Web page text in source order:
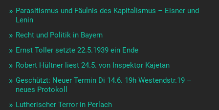
Parasitismus und Fäulnis des Kapitalismus – Eisner und
Lenin
Recht und Politik in Bayern
Ernst Toller setzte 22.5.1939 ein Ende
Robert Hültner liest 24.5. von Inspektor Kajetan
Geschützt: Neuer Termin Di 14.6. 19h Westendstr.19 –
neues Protokoll
Lutherischer Terror in Perlach